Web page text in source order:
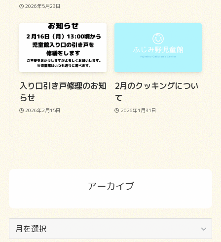
2026年5月23日
入り口引き戸修理のお知
らせ
2026年2月15日
2月のクッキングについ
て
2026年1月31日
アーカイブ
ー